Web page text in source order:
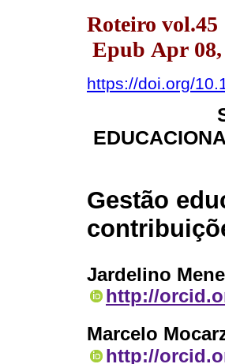
Roteiro vol.45
Epub Apr 08,
https://doi.org/
Gestão
Jardelino
http://
Marcelo
http://